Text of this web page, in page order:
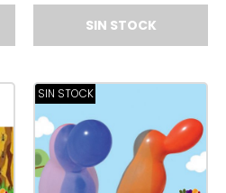
SIN STOCK
SIN STOCK